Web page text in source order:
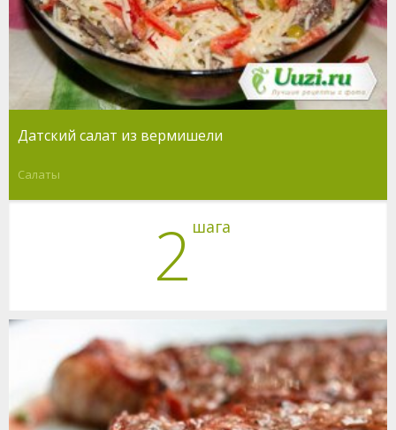
Датский салат из вермишели
Салаты
2 шага